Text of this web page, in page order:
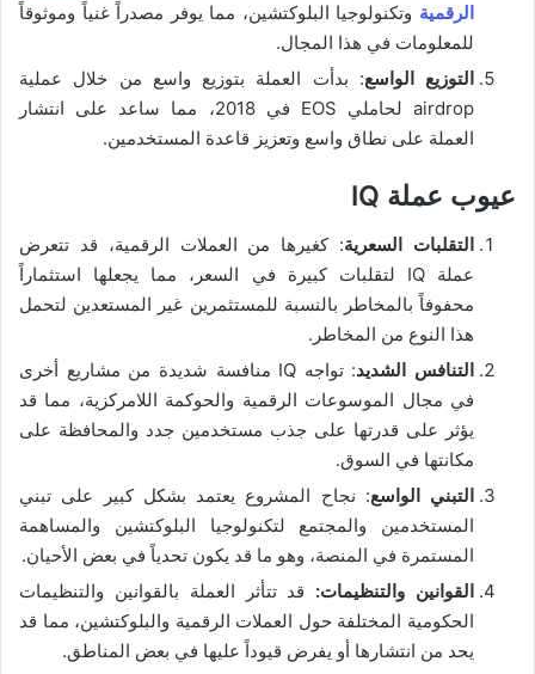
الرقمية وتكنولوجيا البلوكتشين، مما يوفر مصدراً غنياً وموثوقاً
للمعلومات في هذا المجال.
التوزيع الواسع: بدأت العملة بتوزيع واسع من خلال عملية
airdrop لحاملي EOS في 2018، مما ساعد على انتشار
العملة على نطاق واسع وتعزيز قاعدة المستخدمين.
عيوب عملة IQ
التقلبات السعرية: كغيرها من العملات الرقمية، قد تتعرض
عملة IQ لتقلبات كبيرة في السعر، مما يجعلها استثماراً
محفوفاً بالمخاطر بالنسبة للمستثمرين غير المستعدين لتحمل
هذا النوع من المخاطر.
التنافس الشديد
: تواجه IQ منافسة شديدة من مشاريع أخرى
في مجال الموسوعات الرقمية والحوكمة اللامركزية، مما قد
يؤثر على قدرتها على جذب مستخدمين جدد والمحافظة على
مكانتها في السوق.
​التبني الواسع: نجاح المشروع يعتمد بشكل كبير على تبني
المستخدمين والمجتمع لتكنولوجيا البلوكتشين والمساهمة
المستمرة في المنصة، وهو ما قد يكون تحدياً في بعض الأحيان.
​القوانين والتنظيمات: قد تتأثر العملة بالقوانين والتنظيمات
الحكومية المختلفة حول العملات الرقمية والبلوكتشين، مما قد
يحد من انتشارها أو يفرض قيوداً عليها في بعض المناطق.